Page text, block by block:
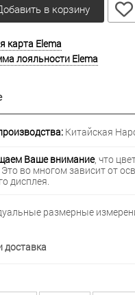
в корзину
карта Elema
лояльности Elema
Китайская
Ваше внимание, что
во многом зависит от
дисплея.
размерные
доставка